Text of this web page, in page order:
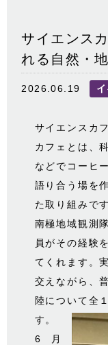
サイエンス
れる自然・
2026.06.19
サイエンスカ
カフェとは、
などでコーヒ
語り合う場を
た取り組みで
南極地域観測
員がその経験
てくれます。
交えながら、
陸について全
す。
6月